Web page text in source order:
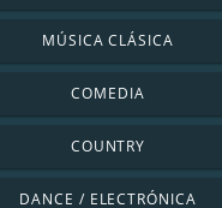
MÚSICA CLÁSICA
COMEDIA
COUNTRY
DANCE / ELECTRÓNICA